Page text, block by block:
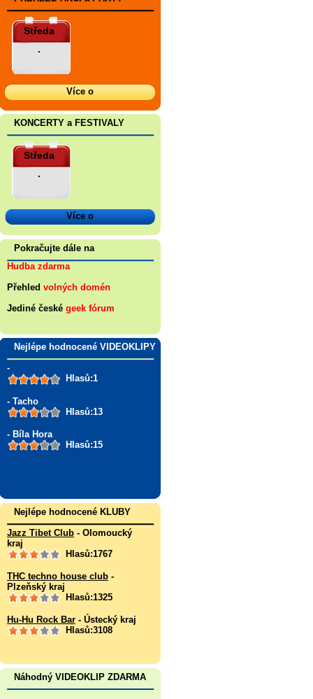
Středa
.
Více o
KONCERTY a FESTIVALY
Středa
.
Více o
Pokračujte dále na
Hudba zdarma
Přehled volných domén
Jediné české geek fórum
Nejlépe hodnocené VIDEOKLIPY
-
Hlasů:1
- Tacho
Hlasů:13
- Bíla Hora
Hlasů:15
Nejlépe hodnocené KLUBY
Jazz Tibet Club - Olomoucký
kraj
Hlasů:1767
THC techno house club -
Plzeňský kraj
Hlasů:1325
Hu-Hu Rock Bar - Ústecký kraj
Hlasů:3108
Náhodný VIDEOKLIP ZDARMA